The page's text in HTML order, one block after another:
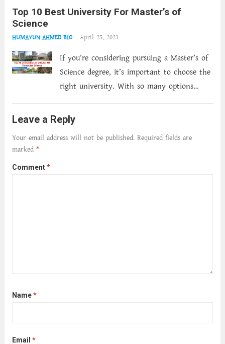
However, with busy schedules and limited
traditional methods can be...
Top 10 Best University For Master’s of
Science
HUMAYUN AHMED BIO April 25, 2023
If you’re considering pursuing a Master’s of
Science degree, it’s important to choose the
right university. With so many options
to start. That’s why we’ve compiled a list of
the top 10...
Leave a Reply
Your email address will not be published. Required fields are
marked *
Comment*
Name*
Email *